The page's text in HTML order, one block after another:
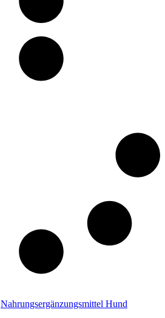
Nahrungsergänzungsmittel Hund